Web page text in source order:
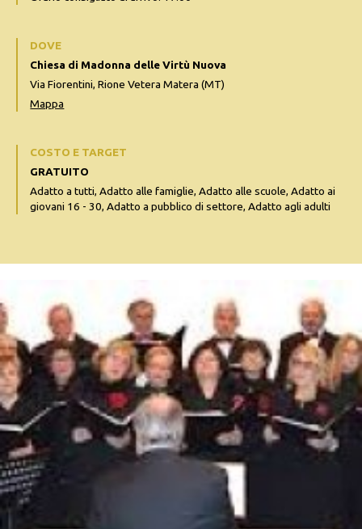
DOVE
Chiesa di Madonna delle Virtù Nuova
Via Fiorentini, Rione Vetera Matera (MT)
Mappa
COSTO E TARGET
GRATUITO
Adatto a tutti, Adatto alle famiglie, Adatto alle scuole, Adatto ai
giovani 16 - 30, Adatto a pubblico di settore, Adatto agli adulti